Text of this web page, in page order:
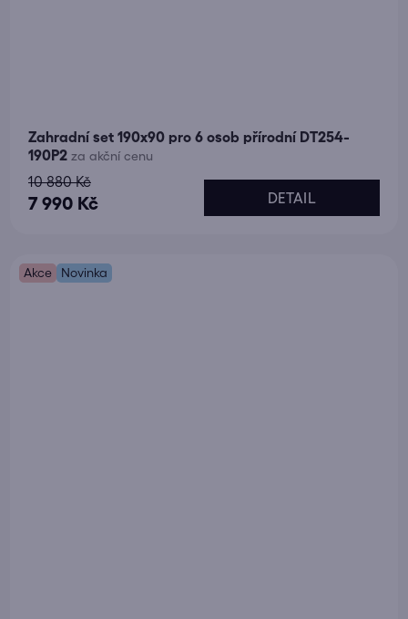
Zahradní set 190x90 pro 6 osob přírodní DT254-
190P2 za akční cenu
7 990 Kč
10 880 Kč
DETAIL
Akce Novinka